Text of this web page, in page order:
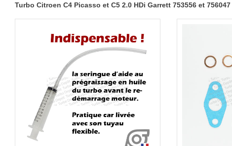
Turbo Citroen C4 Picasso et C5 2.0 HDi Garrett 753556 et 756047